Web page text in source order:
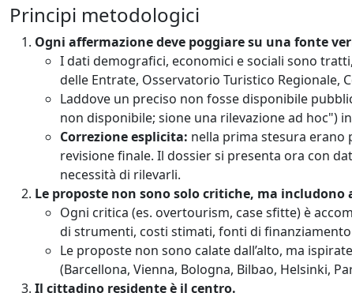
Principi metodologici
Ogni affermazione deve poggiare su una fonte
I dati demografici, economici e sociali sono
delle Entrate, Osservatorio Turistico Regionale,
Laddove un preciso non fosse disponibile
non disponibile; sione una rilevazione ad hoc")
Correzione esplicita: nella prima stesura
revisione finale. Il dossier si presenta ora con
necessità di rilevarli.
Le proposte non sono solo critiche, ma includono
Ogni critica (es. overtourism, case sfitte) è
di strumenti, costi stimati, fonti di
Le proposte non sono calate dall’alto, ma
(Barcellona, Vienna, Bologna, Bilbao, Helsinki,
Il cittadino residente è il centro.